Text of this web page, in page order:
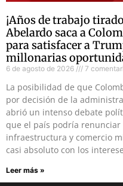
¡Años de trabajo
Abelardo saca a
para satisfacer a
millonarias
6 de agosto de 2026 7
La posibilidad de que
por decisión de la
abrió un intenso debate
que el país podría
infraestructura y comercio
casi absoluto con los
Leer más »